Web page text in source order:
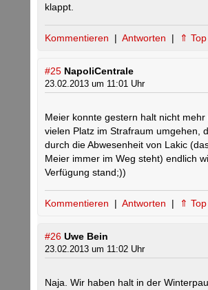
klappt.
Kommentieren | Antworten | ⇑ Top
#25 NapoliCentrale
23.02.2013 um 11:01 Uhr
Meier konnte gestern halt nicht mehr
vielen Platz im Strafraum umgehen,
durch die Abwesenheit von Lakic
Meier immer im Weg steht) endlich
Verfügung stand;))
Kommentieren | Antworten | ⇑ Top
#26 Uwe Bein
23.02.2013 um 11:02 Uhr
Naja. Wir haben halt in der